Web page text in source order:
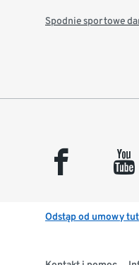
Spodnie sportowe
facebook youtube
Odstąp od umowy